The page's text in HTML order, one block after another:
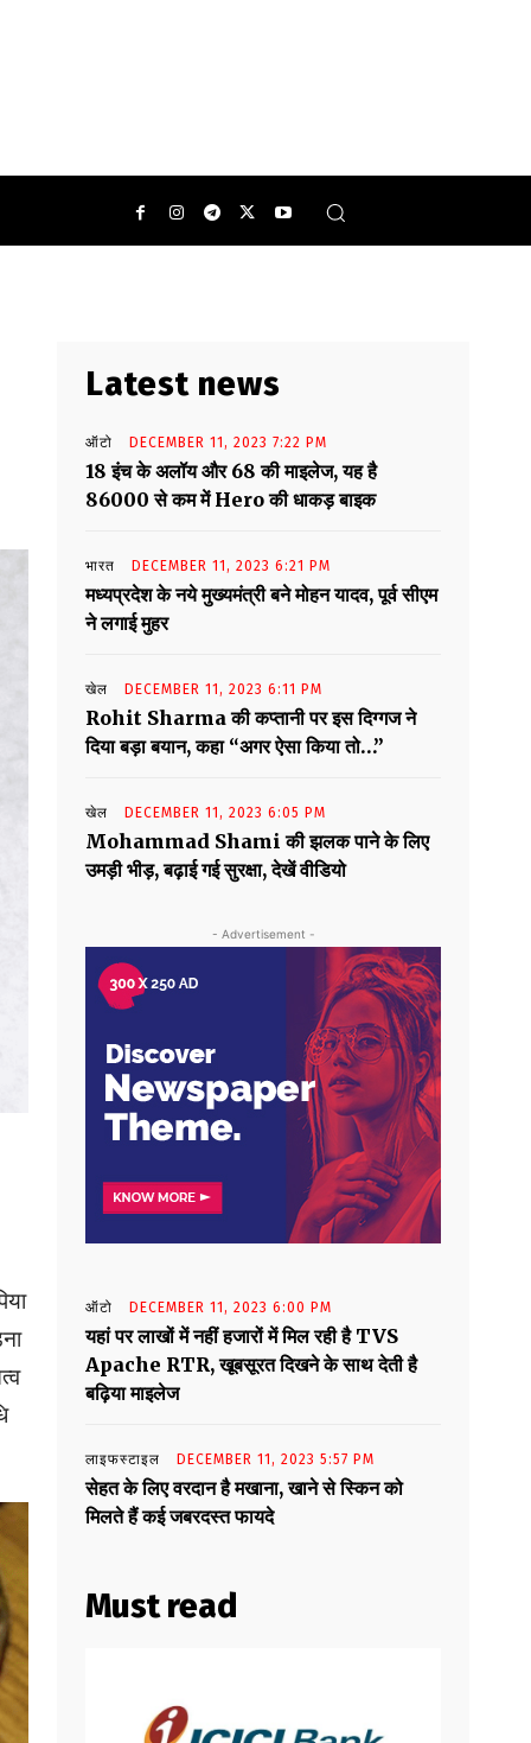
Latest news
ऑटो DECEMBER 11, 2023 7:22 PM
18 इंच के अलॉय और 68 की माइलेज, यह है
86000 से कम में Hero की धाकड़ बाइक
भारत DECEMBER 11, 2023 6:21 PM
मध्यप्रदेश के नये मुख्यमंत्री बने मोहन यादव, पूर्व सीएम
ने लगाई मुहर
खेल DECEMBER 11, 2023 6:11 PM
Rohit Sharma की कप्तानी पर इस दिग्गज ने
दिया बड़ा बयान, कहा “अगर ऐसा किया तो…”
खेल DECEMBER 11, 2023 6:05 PM
Mohammad Shami की झलक पाने के लिए
उमड़ी भीड़, बढ़ाई गई सुरक्षा, देखें वीडियो
- Advertisement -
ऑटो DECEMBER 11, 2023 6:00 PM
यहां पर लाखों में नहीं हजारों में मिल रही है TVS
Apache RTR, खूबसूरत दिखने के साथ देती है
बढ़िया माइलेज
लाइफस्टाइल DECEMBER 11, 2023 5:57 PM
सेहत के लिए वरदान है मखाना, खाने से स्किन को
मिलते हैं कई जबरदस्त फायदे
Must read